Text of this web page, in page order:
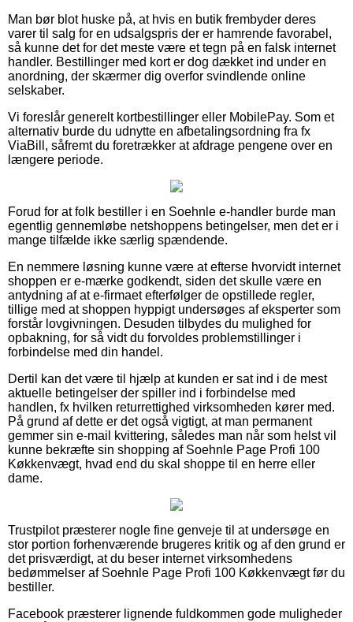
Man bør blot huske på, at hvis en butik frembyder deres
varer til salg for en udsalgspris der er hamrende favorabel,
så kunne det for det meste være et tegn på en falsk internet
handler. Bestillinger med kort er dog dækket ind under en
anordning, der skærmer dig overfor svindlende online
selskaber.
Vi foreslår generelt kortbestillinger eller MobilePay. Som et
alternativ burde du udnytte en afbetalingsordning fra fx
ViaBill, såfremt du foretrækker at afdrage pengene over en
længere periode.
Forud for at folk bestiller i en Soehnle e-handler burde man
egentlig gennemløbe netshoppens betingelser, men det er i
mange tilfælde ikke særlig spændende.
En nemmere løsning kunne være at efterse hvorvidt internet
shoppen er e-mærke godkendt, siden det skulle være en
antydning af at e-firmaet efterfølger de opstillede regler,
tillige med at shoppen hyppigt undersøges af eksperter som
forstår lovgivningen. Desuden tilbydes du mulighed for
opbakning, for så vidt du forvoldes problemstillinger i
forbindelse med din handel.
Dertil kan det være til hjælp at kunden er sat ind i de mest
aktuelle betingelser der spiller ind i forbindelse med
handlen, fx hvilken returrettighed virksomheden kører med.
På grund af dette er det også vigtigt, at man permanent
gemmer sin e-mail kvittering, således man når som helst vil
kunne bekræfte sin shopping af Soehnle Page Profi 100
Køkkenvægt, hvad end du skal shoppe til en herre eller
dame.
Trustpilot præsterer nogle fine genveje til at undersøge en
stor portion forhenværende brugeres kritik og af den grund er
det prisværdigt, at du beser internet virksomhedens
bedømmelser af Soehnle Page Profi 100 Køkkenvægt før du
bestiller.
Facebook præsterer lignende fuldkommen gode muligheder